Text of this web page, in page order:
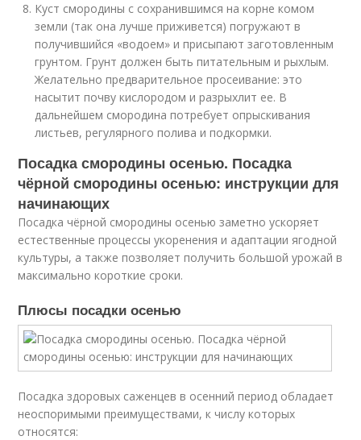
Куст смородины с сохранившимся на корне комом
земли (так она лучше приживется) погружают в
получившийся «водоем» и присыпают заготовленным
грунтом. Грунт должен быть питательным и рыхлым.
Желательно предварительное просеивание: это
насытит почву кислородом и разрыхлит ее. В
дальнейшем смородина потребует опрыскивания
листьев, регулярного полива и подкормки.
Посадка смородины осенью. Посадка
чёрной смородины осенью: инструкции для
начинающих
Посадка чёрной смородины осенью заметно ускоряет
естественные процессы укоренения и адаптации ягодной
культуры, а также позволяет получить большой урожай в
максимально короткие сроки.
Плюсы посадки осенью
Посадка здоровых саженцев в осенний период обладает
неоспоримыми преимуществами, к числу которых
относятся: